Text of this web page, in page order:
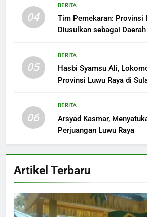
04
BERITA
Tim Pemekaran: Provinsi
Diusulkan sebagai
05
BERITA
Hasbi Syamsu Ali,
Provinsi Luwu Raya di
06
BERITA
Arsyad Kasmar,
Perjuangan Luwu Raya
Artikel Terbaru